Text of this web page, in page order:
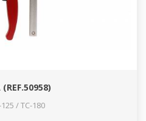
(REF.50958)
/ TC-180